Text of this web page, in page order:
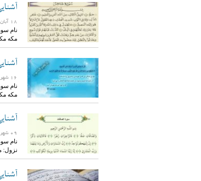
18 آبان 1393
مکه
16 شهریور 1393
مکه
09 شهریور 1393
نزول: